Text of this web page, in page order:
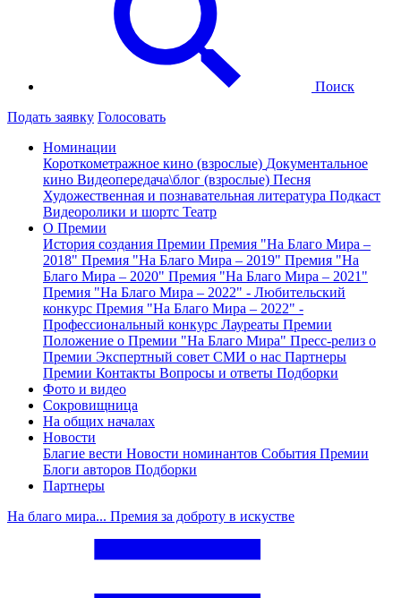
Поиск
Подать заявку Голосовать
Номинации
Короткометражное кино (взрослые) Документальное
кино Видеопередача\блог (взрослые) Песня
Художественная и познавательная литература Подкаст
Видеоролики и шортс Театр
О Премии
История создания Премии Премия "На Благо Мира –
2018" Премия "На Благо Мира – 2019" Премия "На
Благо Мира – 2020" Премия "На Благо Мира – 2021"
Премия "На Благо Мира – 2022" - Любительский
конкурс Премия "На Благо Мира – 2022" -
Профессиональный конкурс Лауреаты Премии
Положение о Премии "На Благо Мира" Пресс-релиз о
Премии Экспертный совет СМИ о нас Партнеры
Премии Контакты Вопросы и ответы Подборки
Фото и видео
Сокровищница
На общих началах
Новости
Благие вести Новости номинантов События Премии
Блоги авторов Подборки
Партнеры
На благо мира... Премия за доброту в искустве